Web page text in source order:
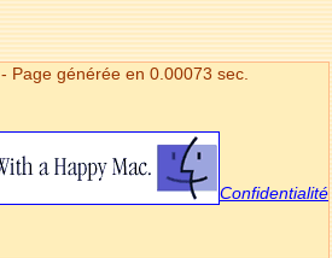
- Page générée en 0.00073 sec.
Confidentialité